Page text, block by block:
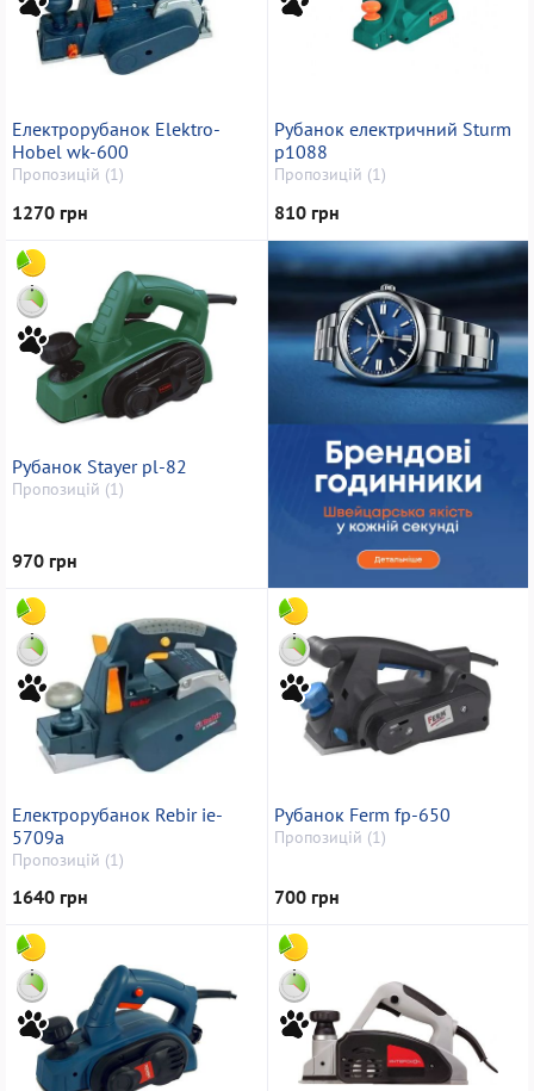
Електрорубанок Elektro-
Hobel wk-600
Пропозицій (1)
1270 грн
Рубанок електричний Sturm
p1088
Пропозицій (1)
810 грн
Рубанок Stayer pl-82
Пропозицій (1)
970 грн
Електрорубанок Rebir ie-
5709a
Пропозицій (1)
1640 грн
Рубанок Ferm fp-650
Пропозицій (1)
700 грн